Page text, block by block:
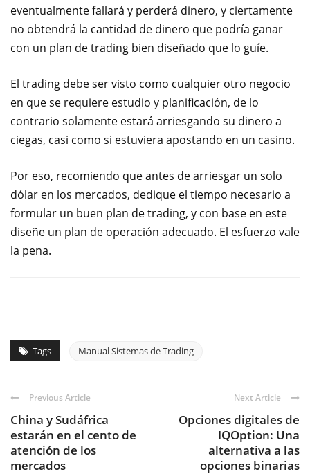
eventualmente fallará y perderá dinero, y ciertamente
no obtendrá la cantidad de dinero que podría ganar
con un plan de trading bien diseñado que lo guíe.
El trading debe ser visto como cualquier otro negocio
en que se requiere estudio y planificación, de lo
contrario solamente estará arriesgando su dinero a
ciegas, casi como si estuviera apostando en un casino.
Por eso, recomiendo que antes de arriesgar un solo
dólar en los mercados, dedique el tiempo necesario a
formular un buen plan de trading, y con base en este
diseñe un plan de operación adecuado. El esfuerzo vale
la pena.
Tags Manual Sistemas de Trading
Previous Article
China y Sudáfrica
estarán en el cento de
atención de los
mercados
Next Article
Opciones digitales de
IQOption: Una
alternativa a las
opciones binarias